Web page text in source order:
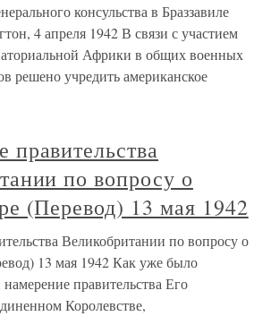
консульства в Браззавиле
4 апреля 1942 В связи с участием
Африки в общих военных
решено учредить американское
по вопросу о
(Перевод) 13 мая 1942
Великобритании по вопросу о
13 мая 1942 Как уже было
намерение правительства Его
Королевстве,